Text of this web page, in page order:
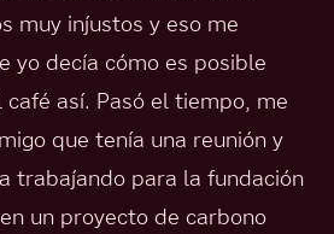
muy injustos y eso me
yo decía cómo es posible
así. Pasó el tiempo, me
que tenía una reunión y
trabajando para la fundación
un proyecto de carbono